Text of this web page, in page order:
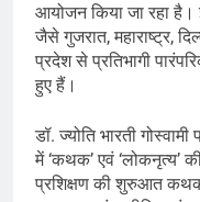
आयोजन किया जा रहा है।
जैसे गुजरात, महाराष्ट्र,
प्रदेश से प्रतिभागी
हुए हैं।
डॉ. ज्योति भारती
में ‘कथक’ एवं ‘लोकनृत्य’
प्रशिक्षण की शुरुआत